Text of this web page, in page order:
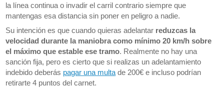
la línea continua o invadir el carril contrario siempre que
mantengas esa distancia sin poner en peligro a nadie.
Su intención es que cuando quieras adelantar reduzcas la
velocidad durante la maniobra como mínimo 20 km/h sobre
el máximo que estable ese tramo. Realmente no hay una
sanción fija, pero es cierto que si realizas un adelantamiento
indebido deberás pagar una multa de 200€ e incluso podrían
retirarte 4 puntos del carnet.